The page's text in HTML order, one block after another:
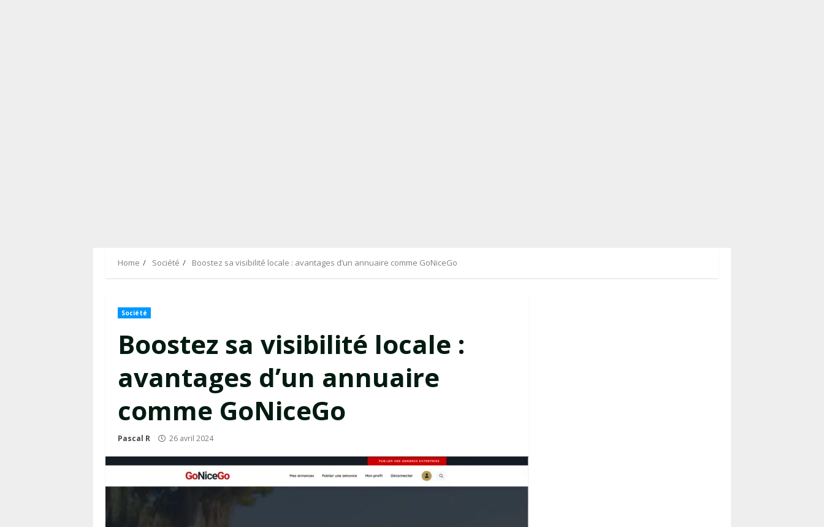
Home Société Boostez sa visibilité locale : avantages d’un annuaire comme GoNiceGo
Société
Boostez sa visibilité locale :
avantages d’un annuaire
comme GoNiceGo
Pascal R 26 avril 2024